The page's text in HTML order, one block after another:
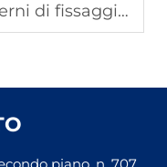
nei componenti ferroviari modulari?